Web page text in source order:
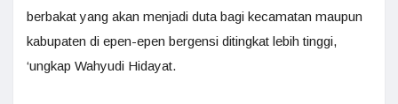
berbakat yang akan menjadi duta bagi kecamatan maupun
kabupaten di epen-epen bergensi ditingkat lebih tinggi,
‘ungkap Wahyudi Hidayat.